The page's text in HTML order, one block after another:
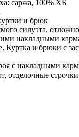
саржа, 100% ХБ
и брюк
силуэта,
накладными
Куртка и брюки с
с накладными
отделочные